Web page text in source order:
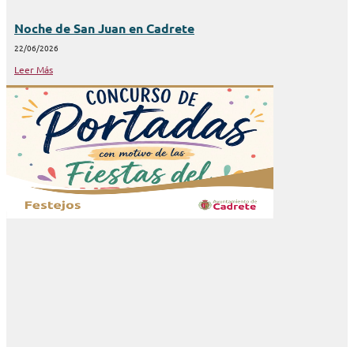
Noche de San Juan en Cadrete
22/06/2026
Leer Más